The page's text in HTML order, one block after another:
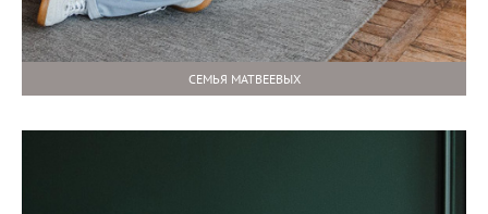
СЕМЬЯ МАТВЕЕВЫХ